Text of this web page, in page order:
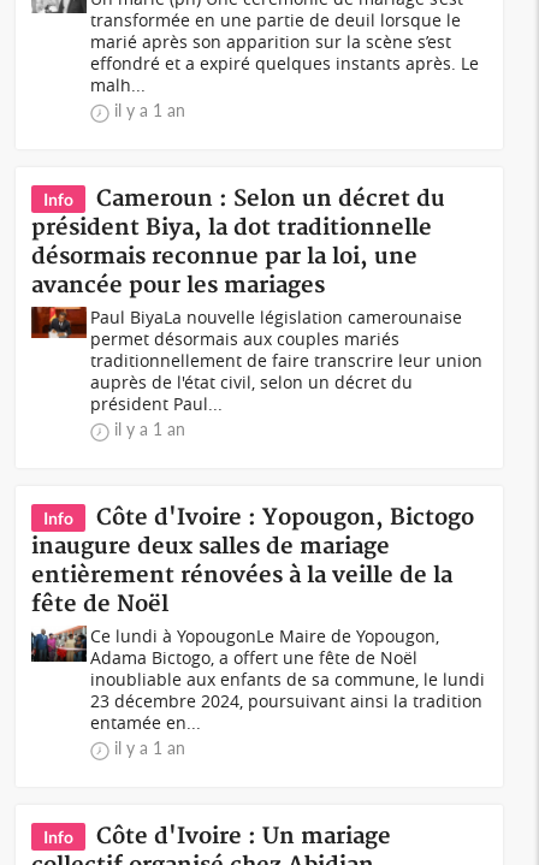
transformée en une partie de deuil lorsque le
marié après son apparition sur la scène s’est
effondré et a expiré quelques instants après. Le
malh...
il y a 1 an
Info
Cameroun : Selon un décret du
président Biya, la dot traditionnelle
désormais reconnue par la loi, une
avancée pour les mariages
Paul BiyaLa nouvelle législation camerounaise
permet désormais aux couples mariés
traditionnellement de faire transcrire leur union
auprès de l'état civil, selon un décret du
président Paul...
il y a 1 an
Info
Côte d'Ivoire : Yopougon, Bictogo
inaugure deux salles de mariage
entièrement rénovées à la veille de la
fête de Noël
Ce lundi à YopougonLe Maire de Yopougon,
Adama Bictogo, a offert une fête de Noël
inoubliable aux enfants de sa commune, le lundi
23 décembre 2024, poursuivant ainsi la tradition
entamée en...
il y a 1 an
Info
Côte d'Ivoire : Un mariage